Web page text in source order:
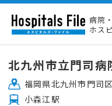
病院
ホス
北九州市立門司病
福岡県北九州市門司
小森江駅